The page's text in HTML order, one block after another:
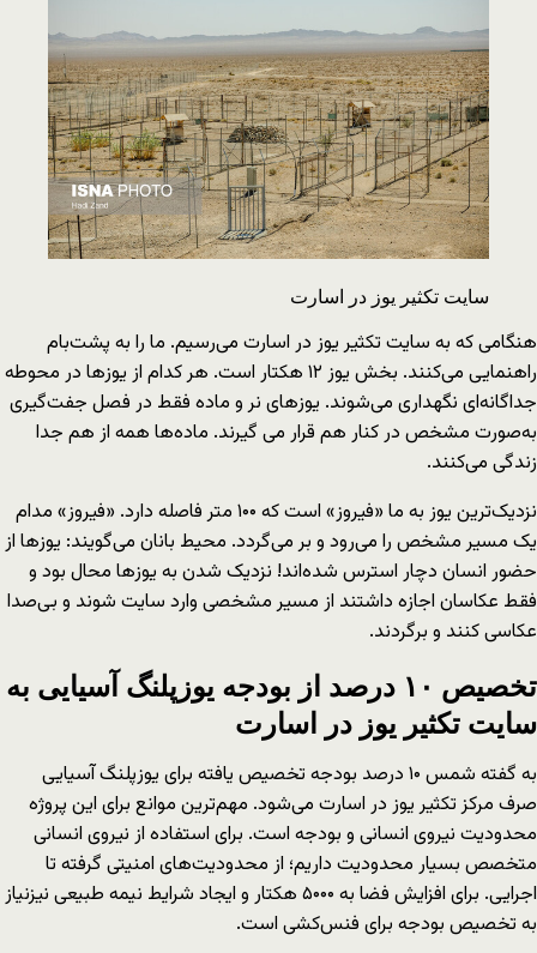
سایت تکثیر یوز در اسارت
هنگامی که به سایت تکثیر یوز در اسارت می‌رسیم. ما را به پشت‌بام
راهنمایی می‌کنند. بخش یوز ۱۲ هکتار است. هر کدام از یوزها در محوطه
جداگانه‌ای نگهداری می‌شوند. یوزهای نر و ماده فقط در فصل جفت‌گیری
به‌صورت مشخص در کنار هم قرار می گیرند. ماده‌ها همه از هم جدا
زندگی می‌کنند.
نزدیک‌ترین یوز به ما «فیروز» است که ۱۰۰ متر فاصله دارد. «فیروز» مدام
یک مسیر مشخص را می‌رود و بر می‌گردد. محیط بانان می‌گویند: یوزها از
حضور انسان دچار استرس شده‌اند! نزدیک شدن به یوزها محال بود و
فقط عکاسان اجازه داشتند از مسیر مشخصی وارد سایت شوند و بی‌صدا
عکاسی کنند و برگردند.
تخصیص ۱۰ درصد از بودجه یوزپلنگ آسیایی به
سایت تکثیر یوز در اسارت
به گفته شمس ۱۰ درصد بودجه تخصیص یافته برای یوزپلنگ آسیایی
صرف مرکز تکثیر یوز در اسارت می‌شود. مهم‌ترین موانع برای این پروژه
محدودیت نیروی انسانی و بودجه است. برای استفاده از نیروی انسانی
متخصص بسیار محدودیت داریم؛ از محدودیت‌های امنیتی گرفته تا
اجرایی. برای افزایش فضا به ۵۰۰۰ هکتار و ایجاد شرایط نیمه طبیعی نیزنیاز
به تخصیص بودجه برای فنس‌کشی است.